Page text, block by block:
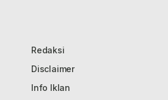
Redaksi
Disclaimer
Info Iklan